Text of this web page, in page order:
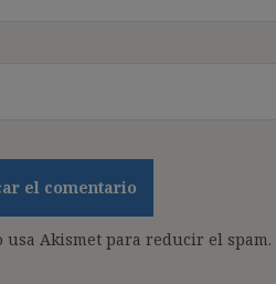
usa Akismet para reducir el spam.